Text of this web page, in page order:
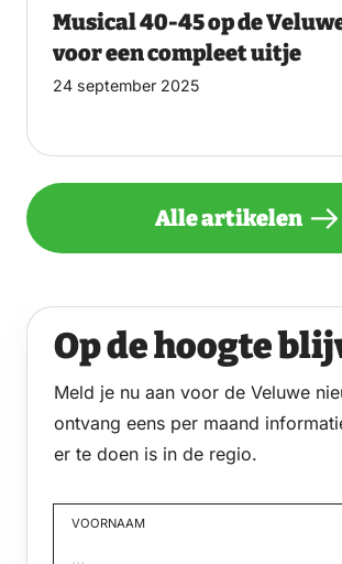
Musical 40-45 op de
voor een compleet uitje
24 september 2025
Alle artikelen
Op de hoogte
Meld je nu aan voor de Veluwe
ontvang eens per maand
er te doen is in de regio.
VOORNAAM